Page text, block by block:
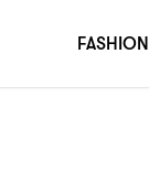
FASHION